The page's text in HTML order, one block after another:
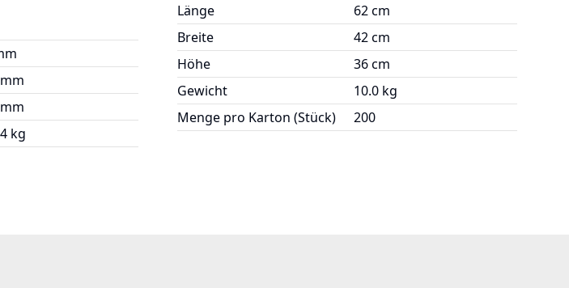
kg
Länge
62 cm
Breite
42 cm
Höhe
36 cm
Gewicht
10.0 kg
Menge pro Karton (Stück)
200